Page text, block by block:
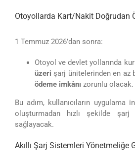
Otoyollarda Kart/Nakit Doğrudan
1 Temmuz 2026’dan sonra:
Otoyol ve devlet yollarında
üzeri şarj ünitelerinden en az
ödeme imkânı zorunlu olacak.
Bu adım, kullanıcıların uygulama
oluşturmadan hızlı şekilde şarj
sağlayacak.
Akıllı Şarj Sistemleri Yönetmeliğe